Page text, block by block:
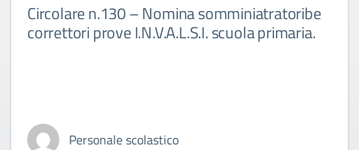
Circolare n.130 – Nomina somminiatratoribe
correttori prove I.N.V.A.L.S.I. scuola primaria.
Personale scolastico